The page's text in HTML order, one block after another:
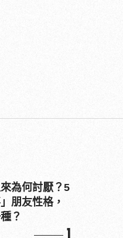
為何討厭？5
朋友性格，
？